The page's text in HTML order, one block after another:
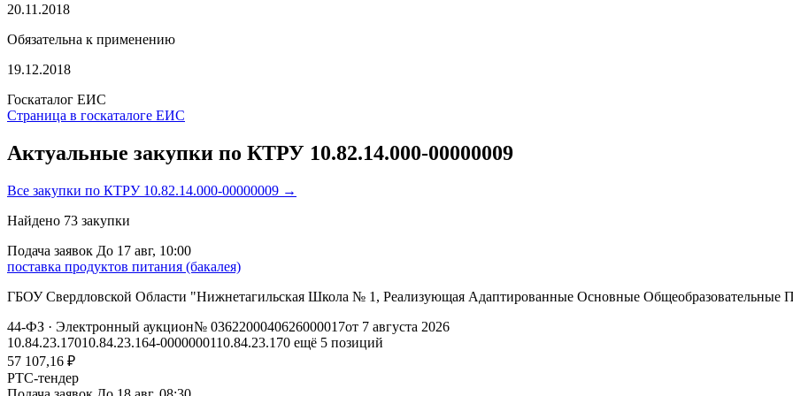
20.11.2018
Обязательна к применению
19.12.2018
Госкаталог ЕИС
Страница в госкаталоге ЕИС
Актуальные закупки по КТРУ 10.82.14.000-00000009
Все закупки по КТРУ 10.82.14.000-00000009 →
Найдено 73 закупки
Подача заявок До 17 авг, 10:00
поставка продуктов питания (бакалея)
ГБОУ Свердловской Области "Нижнетагильская Школа № 1, Реализующая Адаптированные Основные Общеобразовательные
44-ФЗ · Электронный аукцион№ 0362200040626000017от 7 августа 2026
10.84.23.17010.84.23.164-0000000110.84.23.170 ещё 5 позиций
57 107,16 ₽
РТС-тендер